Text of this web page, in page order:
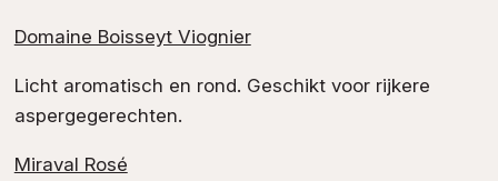
Domaine Boisseyt Viognier
Licht aromatisch en rond. Geschikt voor rijkere
aspergegerechten.
Miraval Rosé